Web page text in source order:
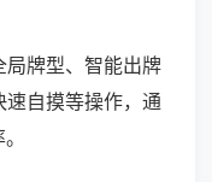
牌型、智能出牌
速自摸等操作，通